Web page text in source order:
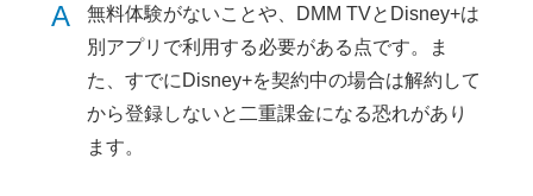
A
無料体験がないことや、DMM TVとDisney+は
別アプリで利用する必要がある点です。ま
た、すでにDisney+を契約中の場合は解約して
から登録しないと二重課金になる恐れがあり
ます。